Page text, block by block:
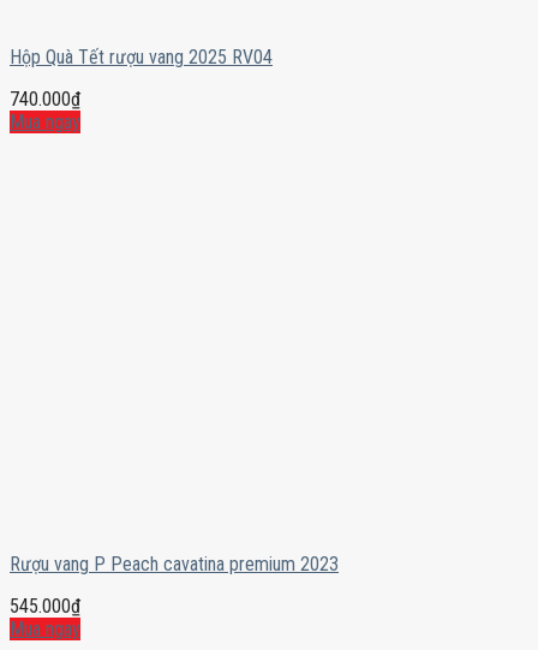
Hộp Quà Tết rượu vang 2025 RV04
740.000₫
Mua ngay
Rượu vang P Peach cavatina premium 2023
545.000₫
Mua ngay